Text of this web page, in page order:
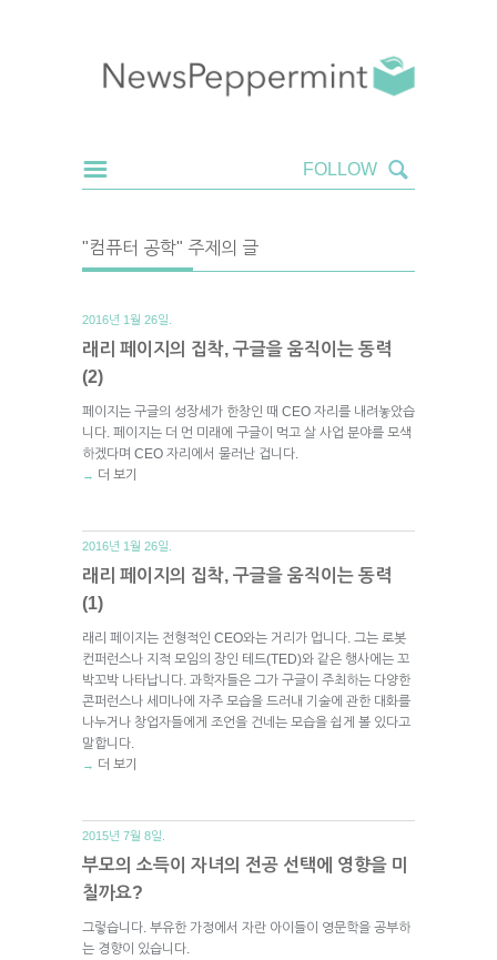
"컴퓨터 공학" 주제의 글
2016년 1월 26일.
래리 페이지의 집착, 구글을 움직이는 동력
(2)
페이지는 구글의 성장세가 한창인 때 CEO 자리를 내려놓았습
니다. 페이지는 더 먼 미래에 구글이 먹고 살 사업 분야를 모색
하겠다며 CEO 자리에서 물러난 겁니다.
→ 더 보기
2016년 1월 26일.
래리 페이지의 집착, 구글을 움직이는 동력
(1)
래리 페이지는 전형적인 CEO와는 거리가 멉니다. 그는 로봇
컨퍼런스나 지적 모임의 장인 테드(TED)와 같은 행사에는 꼬
박꼬박 나타납니다. 과학자들은 그가 구글이 주최하는 다양한
콘퍼런스나 세미나에 자주 모습을 드러내 기술에 관한 대화를
나누거나 창업자들에게 조언을 건네는 모습을 쉽게 볼 있다고
말합니다.
→ 더 보기
2015년 7월 8일.
부모의 소득이 자녀의 전공 선택에 영향을 미
칠까요?
그렇습니다. 부유한 가정에서 자란 아이들이 영문학을 공부하
는 경향이 있습니다.